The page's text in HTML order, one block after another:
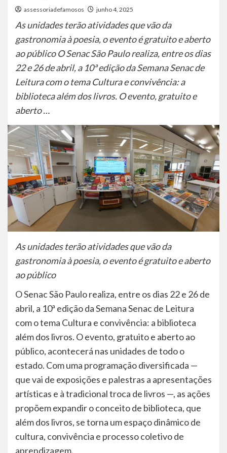
assessoriadefamosos junho 4, 2025
As unidades terão atividades que vão da
gastronomia à poesia, o evento é gratuito e aberto
ao público O Senac São Paulo realiza, entre os dias
22 e 26 de abril, a 10ª edição da Semana Senac de
Leitura com o tema Cultura e convivência: a
biblioteca além dos livros. O evento, gratuito e
aberto …
As unidades terão atividades que vão da
gastronomia à poesia, o evento é gratuito e aberto
ao público
O Senac São Paulo realiza, entre os dias 22 e 26 de
abril, a 10ª edição da Semana Senac de Leitura
com o tema Cultura e convivência: a biblioteca
além dos livros. O evento, gratuito e aberto ao
público, acontecerá nas unidades de todo o
estado. Com uma programação diversificada —
que vai de exposições e palestras a apresentações
artísticas e à tradicional troca de livros —, as ações
propõem expandir o conceito de biblioteca, que
além dos livros, se torna um espaço dinâmico de
cultura, convivência e processo coletivo de
aprendizagem.